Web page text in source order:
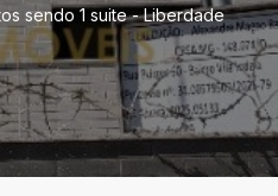
sendo 1 suite - Liberdade